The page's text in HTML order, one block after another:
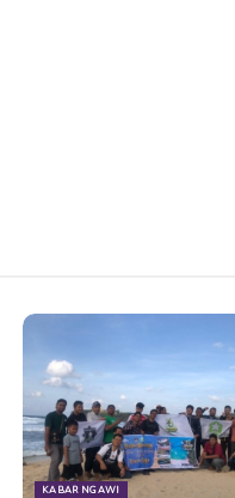
KABAR NGAWI